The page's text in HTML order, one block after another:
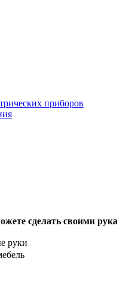
приборов
сделать своими
руки